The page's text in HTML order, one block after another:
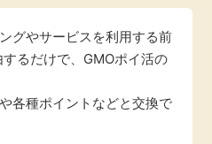
グやサービスを利用する前
るだけで、GMOポイ活の
各種ポイントなどと交換で